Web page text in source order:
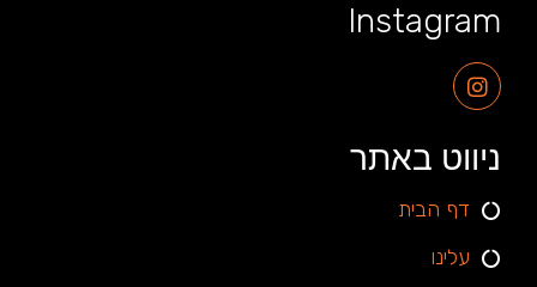
Instagram
ניווט באתר
דף הבית
עלינו